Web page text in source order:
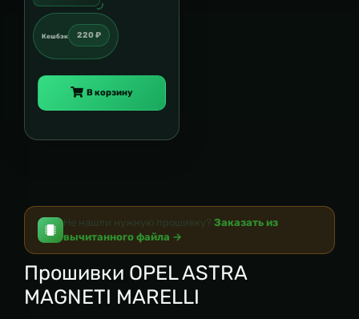
Кешбэк 220 ₽
В корзину
Не нашли нужную прошивку? Заказать из
вычитанного файла →
Прошивки OPEL ASTRA
MAGNETI MARELLI